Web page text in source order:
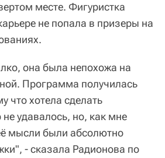
месте. Фигуристка
не попала в призеры на
она была непохожа на
Программа получилась
что хотела сделать
не удавалось, но, как мне
мысли были абсолютно
- сказала Радионова по